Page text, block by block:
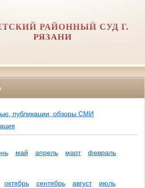
РАЙОННЫЙ СУД Г.
РЯЗАНИ
публикации, обзоры СМИ
май апрель март
февраль
октябрь сентябрь август
июль